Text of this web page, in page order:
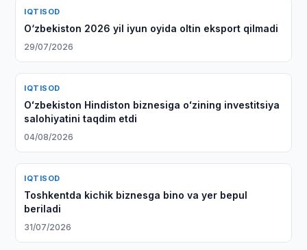
IQTISOD
O‘zbekiston 2026 yil iyun oyida oltin eksport qilmadi
29/07/2026
IQTISOD
Oʻzbekiston Hindiston biznesiga oʻzining investitsiya
salohiyatini taqdim etdi
04/08/2026
IQTISOD
Toshkentda kichik biznesga bino va yer bepul
beriladi
31/07/2026